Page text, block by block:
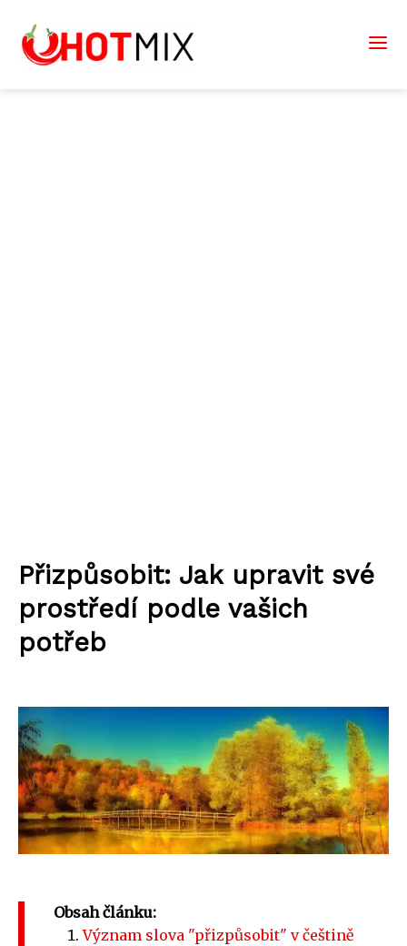
Přizpůsobit: Jak upravit své
prostředí podle vašich
potřeb
Obsah článku:
Význam slova "přizpůsobit" v češtině